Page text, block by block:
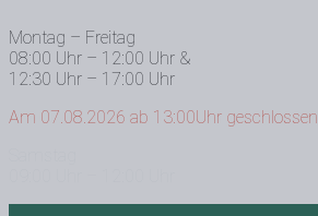
Montag – Freitag
08:00 Uhr – 12:00 Uhr &
12:30 Uhr – 17:00 Uhr
Am 07.08.2026 ab 13:00Uhr geschlossen